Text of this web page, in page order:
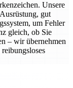
Unsere
gut
um Fehler
gleich, ob Sie
– wir übernehmen